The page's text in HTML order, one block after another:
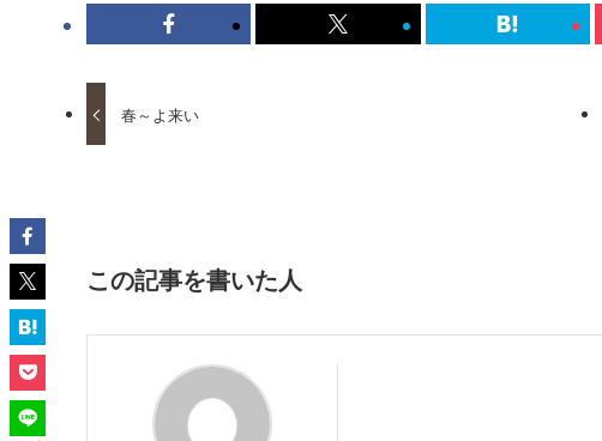
春～よ来い
この記事を書いた人